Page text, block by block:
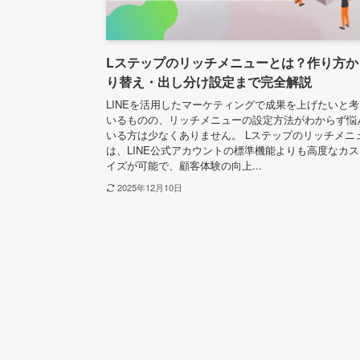
Lステップのリッチメニューとは？作り方
り替え・出し分け設定まで完全解説
LINEを活用したマーケティングで成果を上げたいと
いるものの、リッチメニューの設定方法がわからず悩
いる方は少なくありません。 Lステップのリッチメニ
は、LINE公式アカウントの標準機能よりも高度なカ
イズが可能で、顧客体験の向上...
2025年12月10日